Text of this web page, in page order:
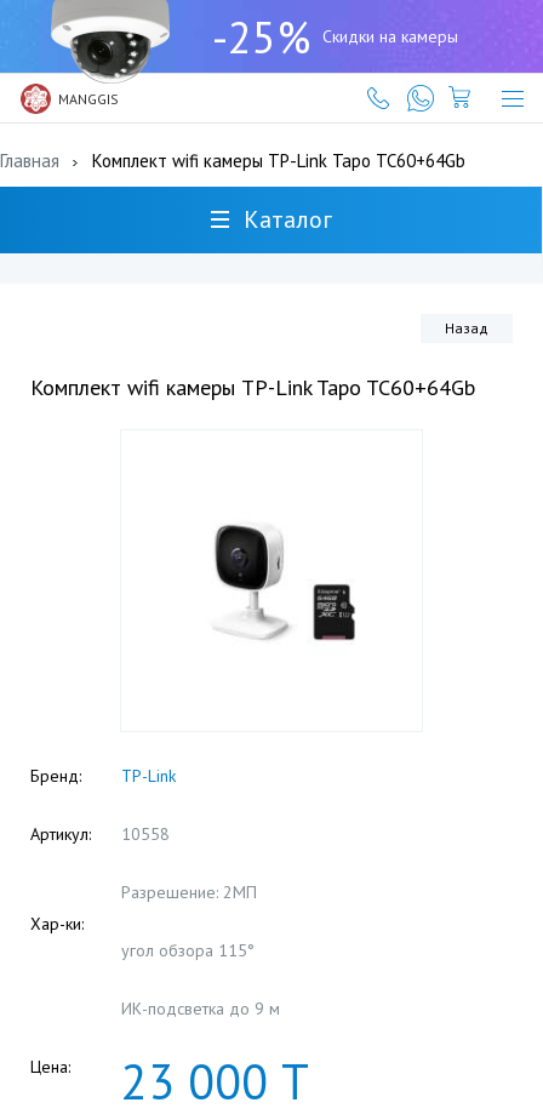
-25% Скидки на камеры
MANGGIS
(727)
317-
61-
61
Главная Комплект wifi камеры TP-Link Tapo TC60+64Gb
Каталог
Назад
Комплект wifi камеры TP-Link Tapo TC60+64Gb
Бренд: TP-Link
Артикул: 10558
Хар-ки:
Разрешение: 2МП
угол обзора 115°
ИК-подсветка до 9 м
Цена: 23 000 Т